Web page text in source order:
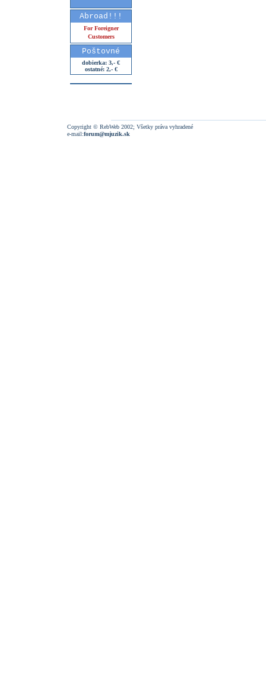
Abroad!!!
For Foreigner
Customers
Poštovné
dobierka: 3,- €
ostatné: 2,- €
Copyright © RebWeb 2002; Všetky práva vyhradené
e-mail:forum@mjuzik.sk